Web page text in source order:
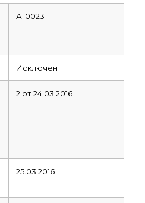
А-0023
Исключен
2 от 24.03.2016
25.03.2016